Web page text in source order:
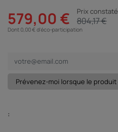
579,00 € Prix constaté
804,17 €
Dont 0,00 € d'éco-participation
: